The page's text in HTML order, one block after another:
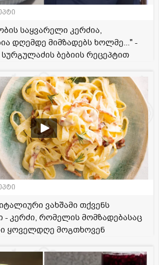
საყვარელი კერძია,
დღემდე მიმზადებს ხოლმე..." -
სურგულაძის ბებიის რეცეპტით
ვახშამი თქვენს
- კერძი, რომელის მომზადებასაც
ყოველდღე მოგთხოვენ